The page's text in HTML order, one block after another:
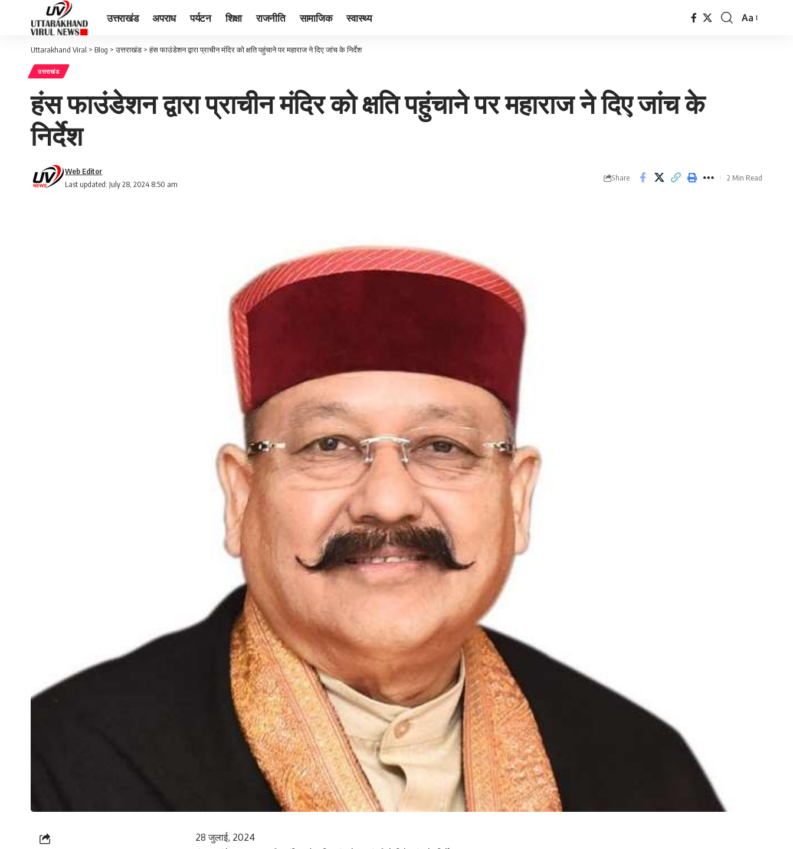
उत्तराखंड अपराध पर्यटन शिक्षा राजनीति सामाजिक स्वास्थ्य
Font
Aa
Uttarakhand Viral > Blog >उत्तराखंड >हंस फाउंडेशन द्वारा प्राचीन मंदिर को क्षति पहुंचाने पर महाराज ने दिए जांच के निर्देश
उत्तराखंड
हंस फाउंडेशन द्वारा प्राचीन मंदिर को क्षति पहुंचाने पर महाराज ने दिए जांच के
निर्देश
Last updated: July 28, 2024 8:50 am
Web Editor
Share 2 Min Read
28 जुलाई, 2024